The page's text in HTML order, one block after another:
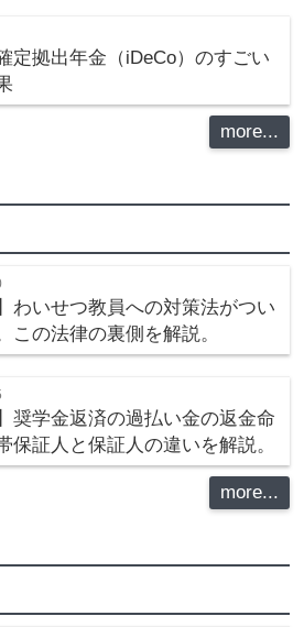
定拠出年金（iDeCo）のすごい
more...
わいせつ教員への対策法がつい
この法律の裏側を解説。
奨学金返済の過払い金の返金命
保証人と保証人の違いを解説。
more...